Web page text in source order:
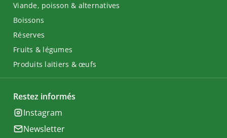
Viande, poisson & alternatives
Boissons
Réserves
Fruits & légumes
Produits laitiers & œufs
Restez informés
Instagram
Newsletter